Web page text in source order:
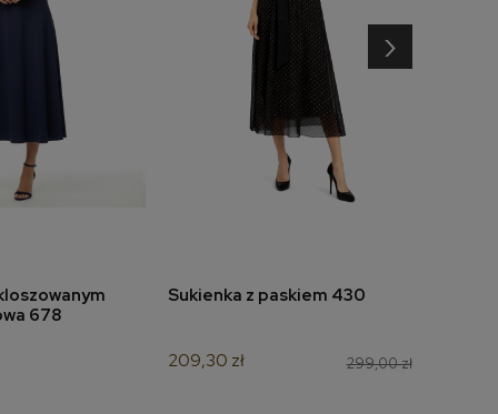
koszyka
678
dodaj do koszyka
Sukienka z paskiem 430
299,00 zł
209,30 zł
›